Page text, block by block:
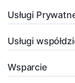
Usługi
Usługi
Wsparcie